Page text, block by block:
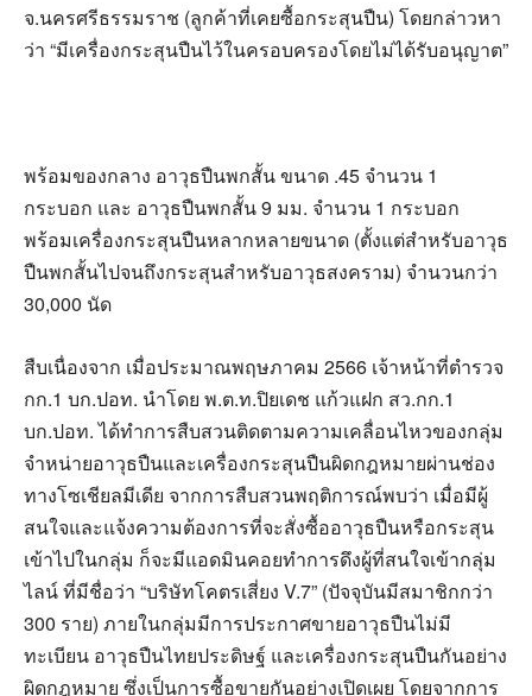
จ.นครศรีธรรมราช (ลูกค้าที่เคยซื้อกระสุนปืน) โดยกล่าวหา
ว่า “มีเครื่องกระสุนปืนไว้ในครอบครองโดยไม่ได้รับอนุญาต”
พร้อมของกลาง อาวุธปืนพกสั้น ขนาด .45 จำนวน 1
กระบอก และ อาวุธปืนพกสั้น 9 มม. จำนวน 1 กระบอก
พร้อมเครื่องกระสุนปืนหลากหลายขนาด (ตั้งแต่สำหรับอาวุธ
ปืนพกสั้นไปจนถึงกระสุนสำหรับอาวุธสงคราม) จำนวนกว่า
30,000 นัด
สืบเนื่องจาก เมื่อประมาณพฤษภาคม 2566 เจ้าหน้าที่ตำรวจ
กก.1 บก.ปอท. นำโดย พ.ต.ท.ปิยเดช แก้วแฝก สว.กก.1
บก.ปอท. ได้ทำการสืบสวนติดตามความเคลื่อนไหวของกลุ่ม
จำหน่ายอาวุธปืนและเครื่องกระสุนปืนผิดกฎหมายผ่านช่อง
ทางโซเชียลมีเดีย จากการสืบสวนพฤติการณ์พบว่า เมื่อมีผู้
สนใจและแจ้งความต้องการที่จะสั่งซื้ออาวุธปืนหรือกระสุน
เข้าไปในกลุ่ม ก็จะมีแอดมินคอยทำการดึงผู้ที่สนใจเข้ากลุ่ม
ไลน์ ที่มีชื่อว่า “บริษัทโคตรเสี่ยง V.7” (ปัจจุบันมีสมาชิกกว่า
300 ราย) ภายในกลุ่มมีการประกาศขายอาวุธปืนไม่มี
ทะเบียน อาวุธปืนไทยประดิษฐ์ และเครื่องกระสุนปืนกันอย่าง
ผิดกฎหมาย ซึ่งเป็นการซื้อขายกันอย่างเปิดเผย โดยจากการ